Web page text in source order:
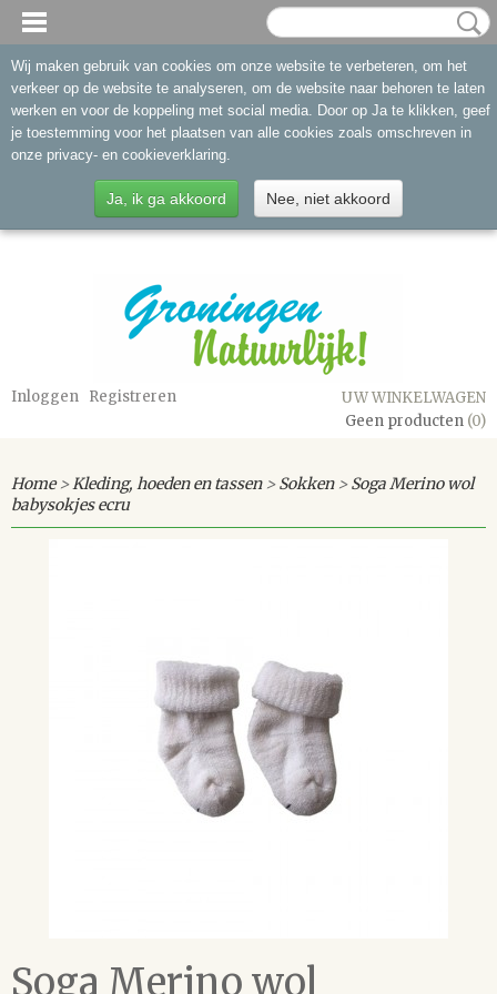
Inloggen Registreren
UW WINKELWAGEN
Geen producten (0)
Home>Kleding, hoeden en tassen>Sokken>Soga Merino wol
babysokjes ecru
Soga Merino wol
Wij maken gebruik van cookies om onze website te verbeteren, om het
verkeer op de website te analyseren, om de website naar behoren te laten
werken en voor de koppeling met social media. Door op Ja te klikken, geef
je toestemming voor het plaatsen van alle cookies zoals omschreven in
onze privacy- en cookieverklaring.
Ja, ik ga akkoord Nee, niet akkoord